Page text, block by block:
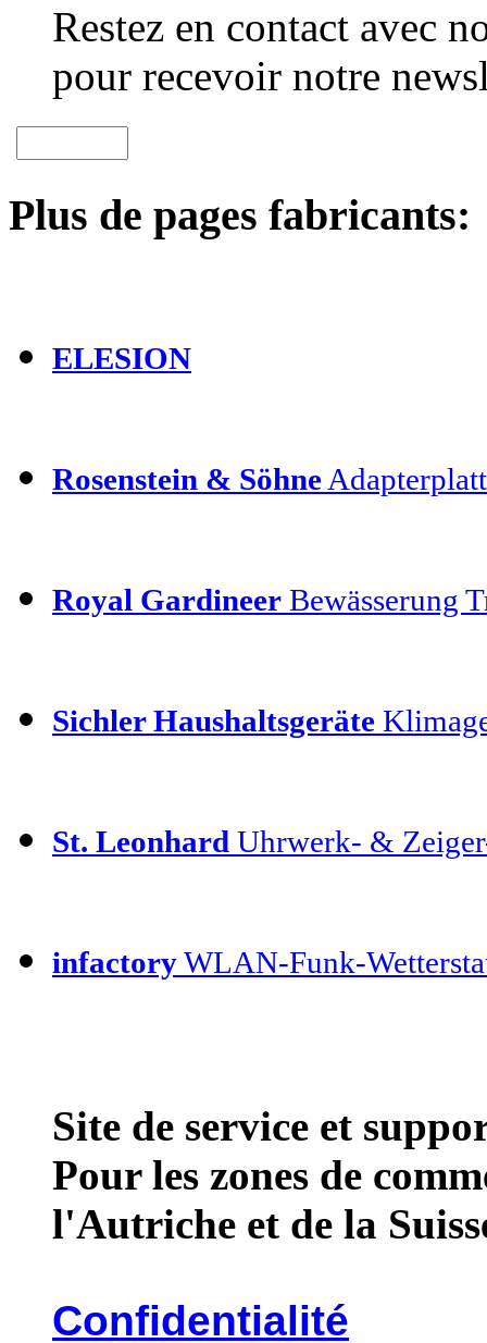
Restez en contact avec
pour recevoir notre
Plus de pages fabricants:
ELESION
Rosenstein & Söhne
Royal Gardineer Bewässerung
Sichler Haushaltsgeräte
St. Leonhard Uhrwerk- &
infactoryWLAN-Funk-
Site de service et
Pour les zones de
l'Autriche et de la
Confidentialité